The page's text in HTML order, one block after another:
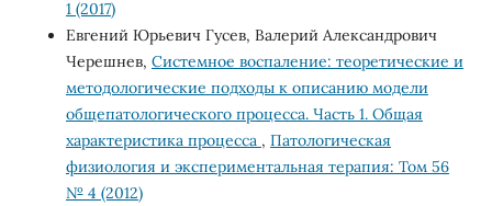
1 (2017)
Евгений Юрьевич Гусев, Валерий Александрович
Черешнев, Системное воспаление: теоретические и
методологические подходы к описанию модели
общепатологического процесса. Часть 1. Общая
характеристика процесса , Патологическая
физиология и экспериментальная терапия: Том 56
№ 4 (2012)